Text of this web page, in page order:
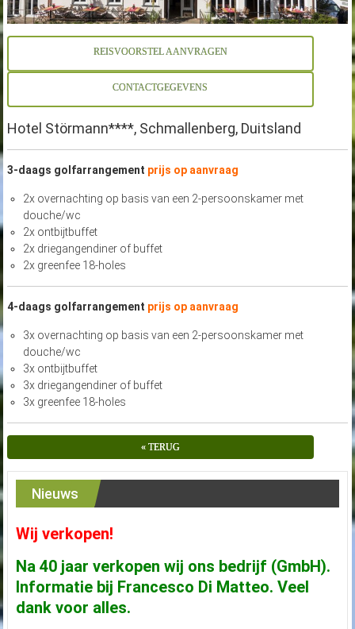
REISVOORSTEL AANVRAGEN
CONTACTGEGEVENS
Hotel Störmann****, Schmallenberg, Duitsland
3-daags golfarrangement prijs op aanvraag
2x overnachting op basis van een 2-persoonskamer met
douche/wc
2x ontbijtbuffet
2x driegangendiner of buffet
2x greenfee 18-holes
4-daags golfarrangement prijs op aanvraag
3x overnachting op basis van een 2-persoonskamer met
douche/wc
3x ontbijtbuffet
3x driegangendiner of buffet
3x greenfee 18-holes
« TERUG
Nieuws
Wij verkopen!
Na 40 jaar verkopen wij ons bedrijf (GmbH).
Informatie bij Francesco Di Matteo. Veel
dank voor alles.